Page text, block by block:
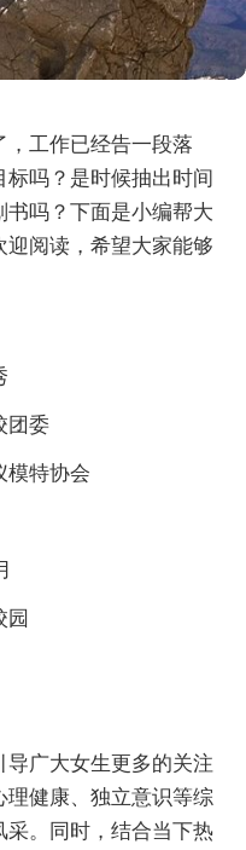
，工作已经告一段落
吗？是时候抽出时间
吗？下面是小编帮大
阅读，希望大家能够
团委
模特协会
园
广大女生更多的关注
理健康、独立意识等综
采。同时，结合当下热